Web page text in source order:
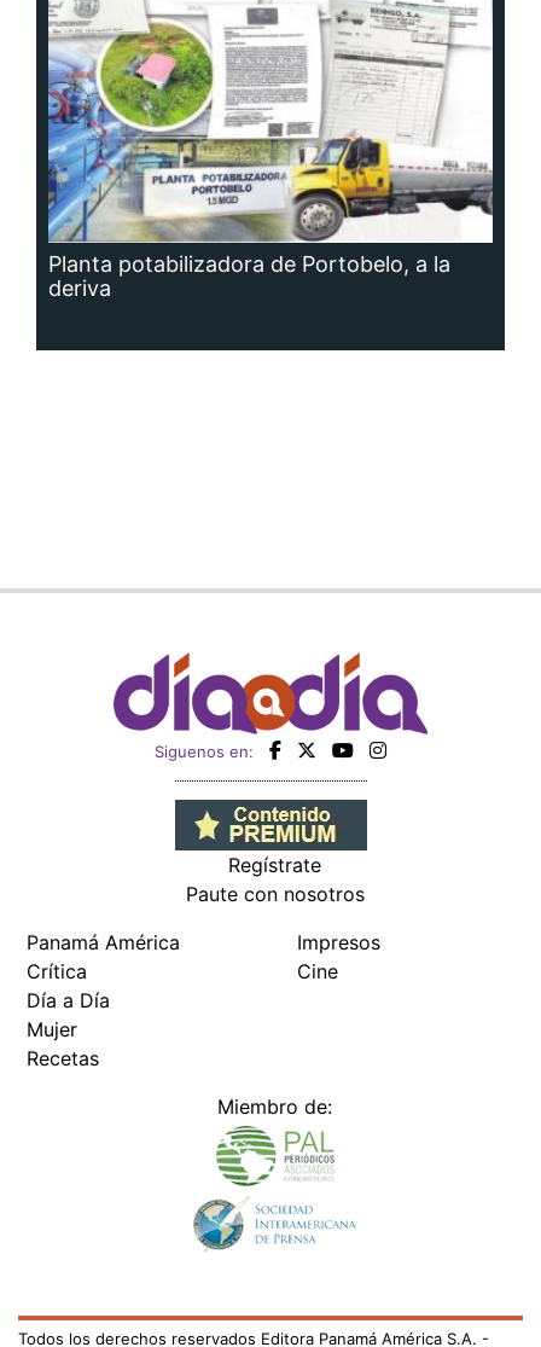
Planta potabilizadora de Portobelo, a la
deriva
Siguenos en:
Regístrate
Paute con nosotros
Crítica
Día a Día
Mujer
Recetas
Cine
Todos los derechos reservados Editora Panamá América S.A. -
Ciudad de Panamá - Panamá 2026.